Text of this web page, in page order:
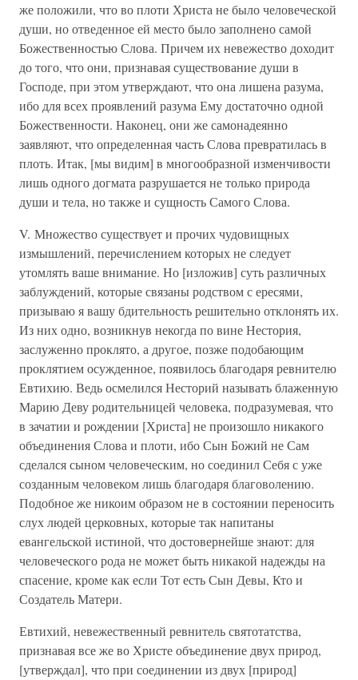
же положили, что во плоти Христа не было человеческой
души, но отведенное ей место было заполнено самой
Божественностью Слова. Причем их невежество доходит
до того, что они, признавая существование души в
Господе, при этом утверждают, что она лишена разума,
ибо для всех проявлений разума Ему достаточно одной
Божественности. Наконец, они же самонадеянно
заявляют, что определенная часть Слова превратилась в
плоть. Итак, [мы видим] в многообразной изменчивости
лишь одного догмата разрушается не только природа
души и тела, но также и сущность Самого Слова.
V. Множество существует и прочих чудовищных
измышлений, перечислением которых не следует
утомлять ваше внимание. Но [изложив] суть различных
заблуждений, которые связаны родством с ересями,
призываю я вашу бдительность решительно отклонять их.
Из них одно, возникнув некогда по вине Нестория,
заслуженно проклято, а другое, позже подобающим
проклятием осужденное, появилось благодаря ревнителю
Евтихию. Ведь осмелился Несторий называть блаженную
Марию Деву родительницей человека, подразумевая, что
в зачатии и рождении [Христа] не произошло никакого
объединения Слова и плоти, ибо Сын Божий не Сам
сделался сыном человеческим, но соединил Себя с уже
созданным человеком лишь благодаря благоволению.
Подобное же никоим образом не в состоянии переносить
слух людей церковных, которые так напитаны
евангельской истиной, что достовернейше знают: для
человеческого рода не может быть никакой надежды на
спасение, кроме как если Тот есть Сын Девы, Кто и
Создатель Матери.
Евтихий, невежественный ревнитель святотатства,
признавая все же во Христе объединение двух природ,
[утверждал], что при соединении из двух [природ]